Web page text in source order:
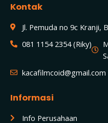
Kontak
Jl. Pemuda no 9c Kranji,
081 1154 2354 (Riky)
kacafilmcoid@gmail.com
Informasi
Info Perusahaan